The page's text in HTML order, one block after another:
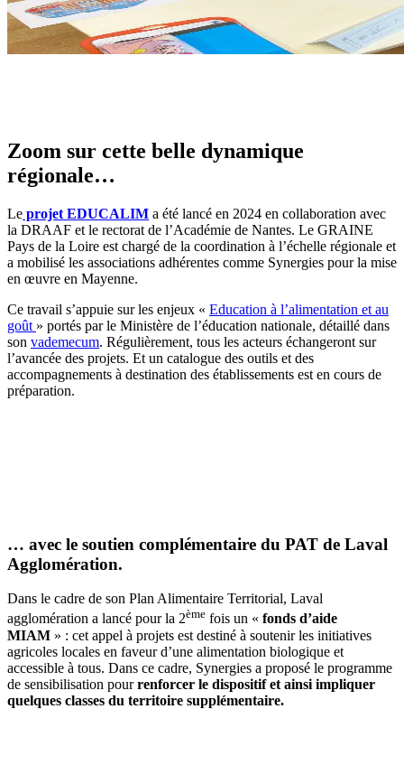
Zoom sur cette belle dynamique
régionale…
Le projet EDUCALIM a été lancé en 2024 en collaboration avec
la DRAAF et le rectorat de l’Académie de Nantes. Le GRAINE
Pays de la Loire est chargé de la coordination à l’échelle régionale et
a mobilisé les associations adhérentes comme Synergies pour la mise
en œuvre en Mayenne.
Ce travail s’appuie sur les enjeux « Education à l’alimentation et au
goût » portés par le Ministère de l’éducation nationale, détaillé dans
son vademecum. Régulièrement, tous les acteurs échangeront sur
l’avancée des projets. Et un catalogue des outils et des
accompagnements à destination des établissements est en cours de
préparation.
… avec le soutien complémentaire du PAT de Laval
Agglomération.
Dans le cadre de son Plan Alimentaire Territorial, Laval
agglomération a lancé pour la 2ème fois un « fonds d’aide
MIAM » : cet appel à projets est destiné à soutenir les initiatives
agricoles locales en faveur d’une alimentation biologique et
accessible à tous. Dans ce cadre, Synergies a proposé le programme
de sensibilisation pourrenforcer le dispositif et ainsi impliquer
quelques classes du territoire supplémentaire.